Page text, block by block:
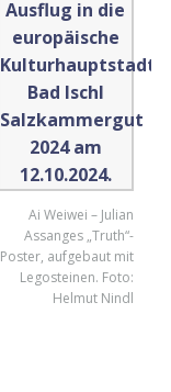
Ai Weiwei – Julian
Assanges „Truth“-
Poster, aufgebaut mit
Legosteinen. Foto:
Helmut Nindl